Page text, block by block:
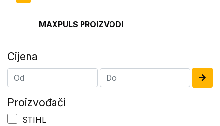
MAXPULS PROIZVODI
Cijena
Proizvođači
STIHL